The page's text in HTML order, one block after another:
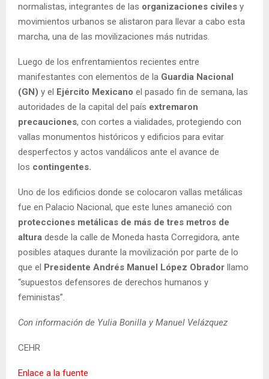
normalistas, integrantes de las organizaciones civiles y
movimientos urbanos se alistaron para llevar a cabo esta
marcha, una de las movilizaciones más nutridas.
Luego de los enfrentamientos recientes entre
manifestantes con elementos de la Guardia Nacional
(GN) y el Ejército Mexicano el pasado fin de semana, las
autoridades de la capital del país extremaron
precauciones, con cortes a vialidades, protegiendo con
vallas monumentos históricos y edificios para evitar
desperfectos y actos vandálicos ante el avance de
los contingentes.
Uno de los edificios donde se colocaron vallas metálicas
fue en Palacio Nacional, que este lunes amaneció con
protecciones metálicas de más de tres metros de
altura desde la calle de Moneda hasta Corregidora, ante
posibles ataques durante la movilización por parte de lo
que el Presidente Andrés Manuel López Obrador llamo
“supuestos defensores de derechos humanos y
feministas”.
Con información de Yulia Bonilla y Manuel Velázquez
CEHR
Enlace a la fuente